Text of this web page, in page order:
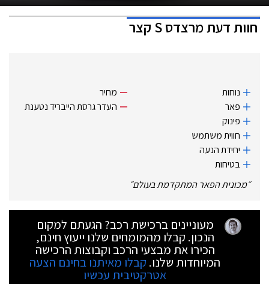
חוות דעתמרצדס S קצר
נוחות
פאר
פינוק
חווית משתמש
יחידת הנעה
בטיחות
מחיר
העדר גרסת הייבריד נטענת
״מכונית הפאר המתקדמת בעולם״
מעוניינים ברכישת רכב? הגעתם למקום
הנכון. קבלו מהמומחים שלנו ייעוץ חינם,
הכירו את מבצעי הרכב וקבוצות הרכישה
המיוחדות שלנו. קבלו מאיתנו בחינם הצעה
אטרקטיבית עכשיו